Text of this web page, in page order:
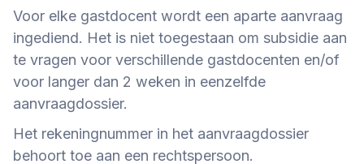
Voor elke gastdocent wordt een aparte aanvraag
ingediend. Het is niet toegestaan om subsidie aan
te vragen voor verschillende gastdocenten en/of
voor langer dan 2 weken in eenzelfde
aanvraagdossier.
Het rekeningnummer in het aanvraagdossier
behoort toe aan een rechtspersoon.